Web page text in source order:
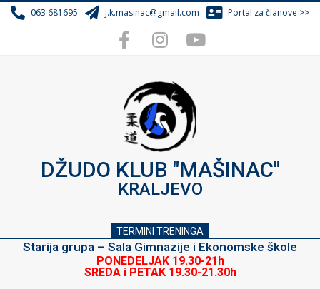
Skip
to
063 681695 j.k.masinac@gmail.com Portal za članove >>
DŽUDO KLUB "MAŠINAC"
KRALJEVO
TERMINI TRENINGA
Starija grupa – Sala Gimnazije i Ekonomske škole
PONEDELJAK 19.30-21h
SREDA i PETAK 19.30-21.30h